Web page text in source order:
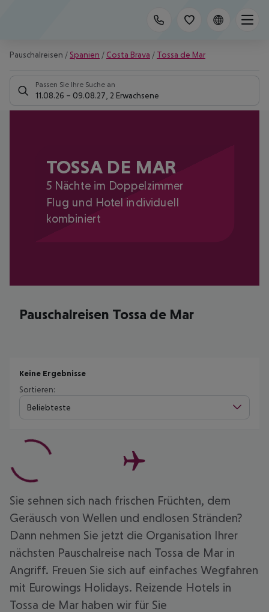
Pauschalreisen / Spanien / Costa Brava / Tossa de Mar
Passen Sie Ihre Suche an
11.08.26 – 09.08.27 2 Erwachsene
TOSSA DE MAR
5 Nächte im Doppelzimmer
Flug und Hotel individuell
kombiniert
Pauschalreisen Tossa de Mar
Keine Ergebnisse
Sortieren:
Beliebteste
Sie sehnen sich nach frischen Früchten, dem
Geräusch von Wellen und endlosen Stränden?
Dann nehmen Sie jetzt die Organisation Ihrer
nächsten Pauschalreise nach Tossa de Mar in
Angriff. Freuen Sie sich auf einfaches Wegfahren
mit Eurowings Holidays. Reizende Hotels in
Tossa de Mar haben wir für Sie